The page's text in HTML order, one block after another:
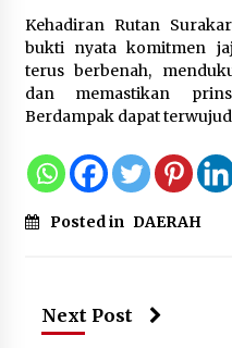
Tinggi
8
Kehadiran Rutan
bukti nyata komitmen
terus berbenah,
dan memastikan
Berdampak dapat
Posted in DAERAH
Next Post